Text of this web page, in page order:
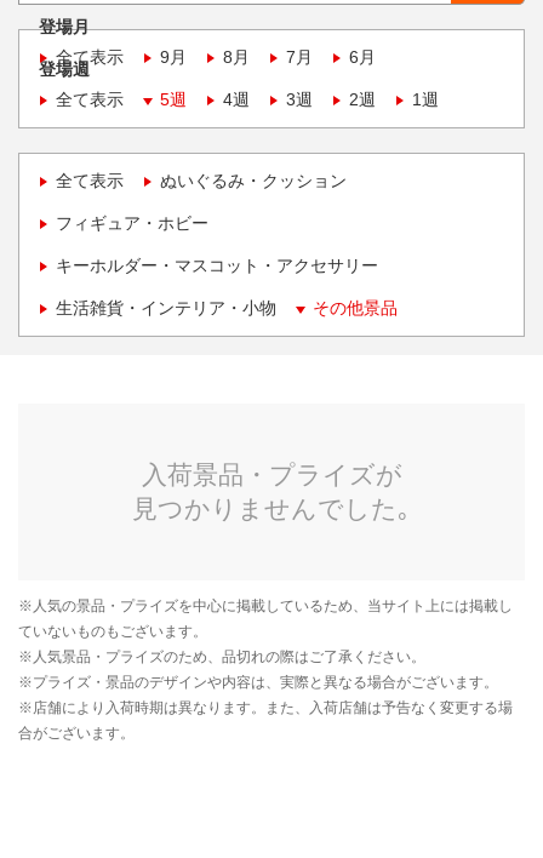
登場月
全て表示
9月 8月 7月 6月
登場週
全て表示
5週 4週 3週 2週 1週
全て表示 ぬいぐるみ・クッション
フィギュア・ホビー
キーホルダー・マスコット・アクセサリー
生活雑貨・インテリア・小物 その他景品